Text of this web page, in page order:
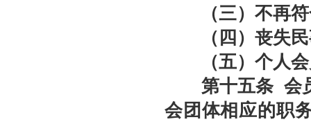
（三）不再符
（四）丧失民
（五）个人会
第十五条 会
会团体相应的职